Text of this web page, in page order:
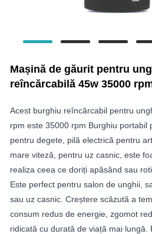
Mașină de găurit pentru
reîncărcabilă 45w 35000
Acest burghiu reîncărcabil pentru
rpm este 35000 rpm Burghiu portabil
pentru degete, pilă electrică pentru
mare viteză, pentru uz casnic, este
realiza ceea ce doriți apăsând sau
Este perfect pentru salon de unghii,
sau uz casnic. Creștere scăzută a
consum redus de energie, zgomot
ridicată cu durată de viață mai lungă.